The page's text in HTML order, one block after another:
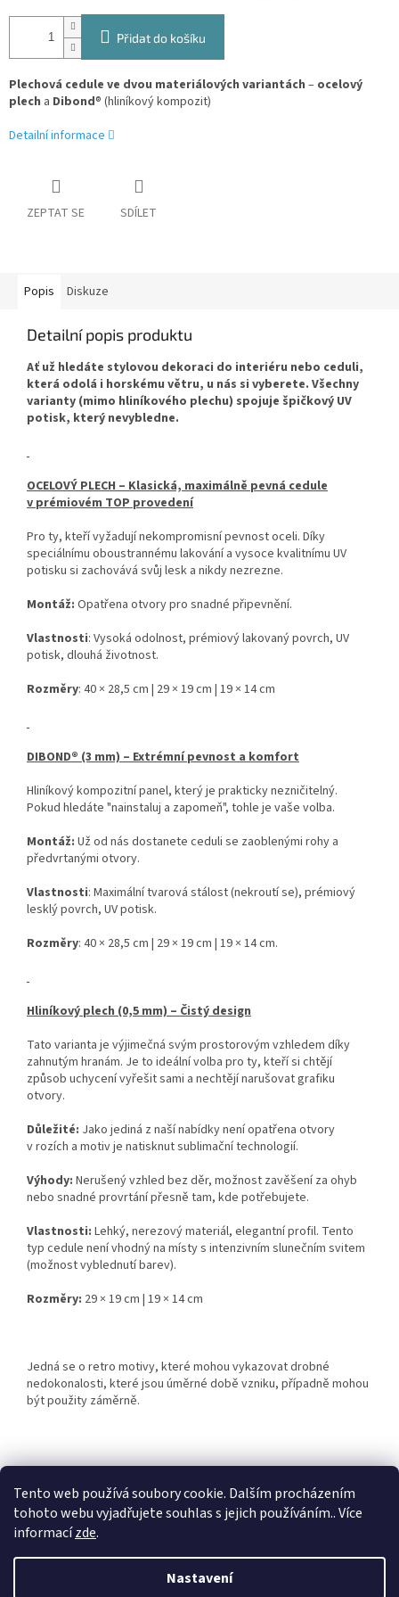
Tento web používá soubory cookie. Dalším procházením
tohoto webu vyjadřujete souhlas s jejich používáním.. Více
informacízde.
Nastavení
Přidat do košíku
Plechová cedule ve dvou materiálových variantách – ocelový
plech a Dibond® (hliníkový kompozit)
Detailní informace
ZEPTAT SE SDÍLET
Popis Diskuze
Detailní popis produktu
Ať už hledáte stylovou dekoraci do interiéru nebo ceduli,
která odolá i horskému větru, u nás si vyberete. Všechny
varianty (mimo hliníkového plechu) spojuje špičkový UV
potisk, který nevybledne.
OCELOVÝ PLECH – Klasická, maximálně pevná cedule
v prémiovém TOP provedení
Pro ty, kteří vyžadují nekompromisní pevnost oceli. Díky
speciálnímu oboustrannému lakování a vysoce kvalitnímu UV
potisku si zachovává svůj lesk a nikdy nezrezne.
Montáž: Opatřena otvory pro snadné připevnění.
Vlastnosti: Vysoká odolnost, prémiový lakovaný povrch, UV
potisk, dlouhá životnost.
Rozměry: 40 × 28,5 cm | 29 × 19 cm | 19 × 14 cm
DIBOND® (3 mm) – Extrémní pevnost a komfort
Hliníkový kompozitní panel, který je prakticky nezničitelný.
Pokud hledáte "nainstaluj a zapomeň", tohle je vaše volba.
Montáž: Už od nás dostanete ceduli se zaoblenými rohy a
předvrtanými otvory.
Vlastnosti: Maximální tvarová stálost (nekroutí se), prémiový
lesklý povrch, UV potisk.
Rozměry: 40 × 28,5 cm | 29 × 19 cm | 19 × 14 cm.
Hliníkový plech (0,5 mm) – Čistý design
Tato varianta je výjimečná svým prostorovým vzhledem díky
zahnutým hranám. Je to ideální volba pro ty, kteří si chtějí
způsob uchycení vyřešit sami a nechtějí narušovat grafiku
otvory.
Důležité: Jako jediná z naší nabídky není opatřena otvory
v rozích a motiv je natisknut sublimační technologií.
Výhody: Nerušený vzhled bez děr, možnost zavěšení za ohyb
nebo snadné provrtání přesně tam, kde potřebujete.
Vlastnosti: Lehký, nerezový materiál, elegantní profil. Tento
typ cedule není vhodný na místy s intenzivním slunečním svitem
(možnost vyblednutí barev).
Rozměry: 29 × 19 cm | 19 × 14 cm
Jedná se o retro motivy, které mohou vykazovat drobné
nedokonalosti, které jsou úměrné době vzniku, případně mohou
být použity záměrně.
Z
Retro-Darky.cz Krowki.cz
Vytvořil Shoptet